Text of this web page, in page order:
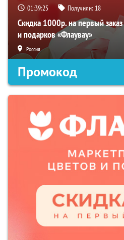
01:39:24 Получили: 18
Скидка 1000р. на первый
и подарков «Флаувау»
Россия
Промокод